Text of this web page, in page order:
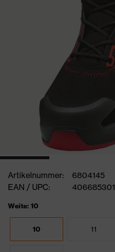
Artikelnummer:
6804145
EAN / UPC:
Weite: 10
10 11